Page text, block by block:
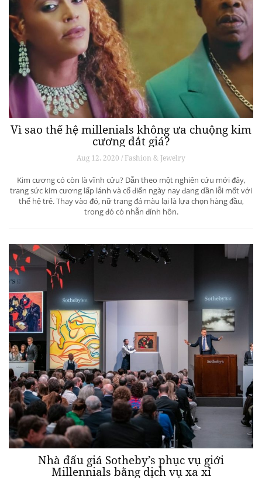
Vì sao thế hệ millenials không ưa chuộng kim
cương đắt giá?
Aug 12, 2020 / Fashion & Jewelry
Kim cương có còn là vĩnh cửu? Dẫn theo một nghiên cứu mới đây,
trang sức kim cương lấp lánh và cổ điển ngày nay đang dần lỗi mốt với
thế hệ trẻ. Thay vào đó, nữ trang đá màu lại là lựa chọn hàng đầu,
trong đó có nhẫn đính hôn.
Nhà đấu giá Sotheby’s phục vụ giới
Millennials bằng dịch vụ xa xỉ